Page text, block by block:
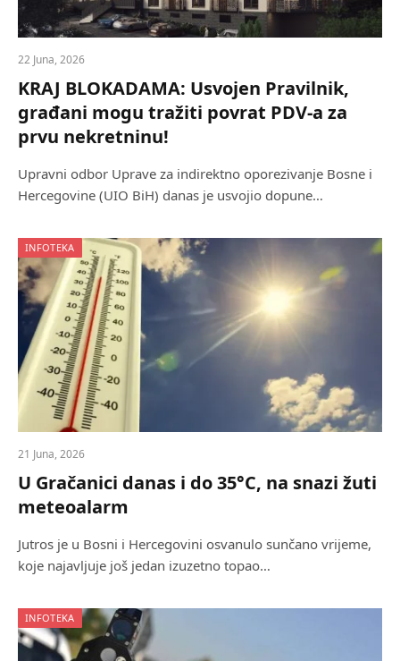
22 Juna, 2026
KRAJ BLOKADAMA: Usvojen Pravilnik,
građani mogu tražiti povrat PDV-a za
prvu nekretninu!
Upravni odbor Uprave za indirektno oporezivanje Bosne i
Hercegovine (UIO BiH) danas je usvojio dopune…
INFOTEKA
21 Juna, 2026
U Gračanici danas i do 35°C, na snazi žuti
meteoalarm
Jutros je u Bosni i Hercegovini osvanulo sunčano vrijeme,
koje najavljuje još jedan izuzetno topao…
INFOTEKA